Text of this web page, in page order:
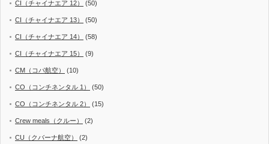
CI（チャイナエア 12） (50)
CI（チャイナエア 13） (50)
CI（チャイナエア 14） (58)
CI（チャイナエア 15） (9)
CM（コパ航空） (10)
CO（コンチネンタル 1） (50)
CO（コンチネンタル 2） (15)
Crew meals（クルー） (2)
CU（クバーナ航空） (2)